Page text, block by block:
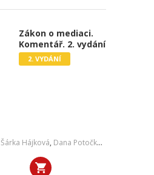
Zákon o mediaci.
Komentář. 2. vydání
2. VYDÁNÍ
Šárka Hájková, Dana Potočková